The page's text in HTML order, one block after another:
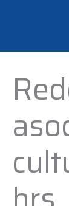
Redes
asociativas
-
hrs
cantidad